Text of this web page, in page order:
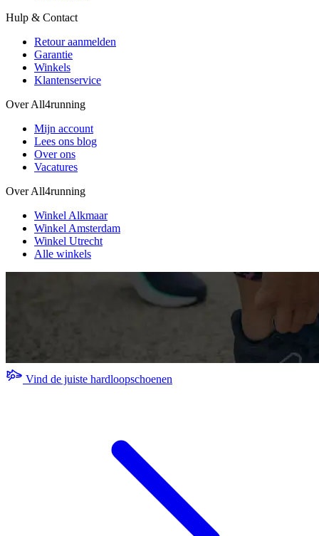
Hulp & Contact
Retour aanmelden
Garantie
Winkels
Klantenservice
Over All4running
Mijn account
Lees ons blog
Over ons
Vacatures
Over All4running
Winkel Alkmaar
Winkel Amsterdam
Winkel Utrecht
Alle winkels
Vind de juiste hardloopschoenen